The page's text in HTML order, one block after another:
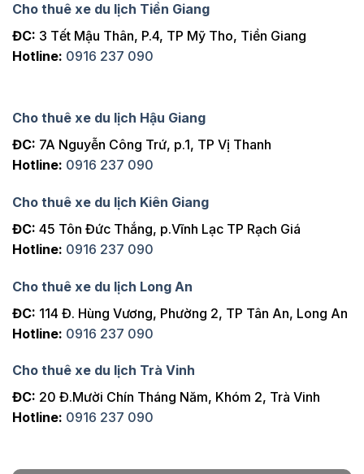
Cho thuê xe du lịch Tiền Giang
ĐC: 3 Tết Mậu Thân, P.4, TP Mỹ Tho, Tiền Giang
Hotline: 0916 237 090
Cho thuê xe du lịch Hậu Giang
ĐC: 7A Nguyễn Công Trứ, p.1, TP Vị Thanh
Hotline: 0916 237 090
Cho thuê xe du lịch Kiên Giang
ĐC: 45 Tôn Đức Thắng, p.Vĩnh Lạc TP Rạch Giá
Hotline: 0916 237 090
Cho thuê xe du lịch Long An
ĐC: 114 Đ. Hùng Vương, Phường 2, TP Tân An, Long An
Hotline: 0916 237 090
Cho thuê xe du lịch Trà Vinh
ĐC: 20 Đ.Mười Chín Tháng Năm, Khóm 2, Trà Vinh
Hotline: 0916 237 090